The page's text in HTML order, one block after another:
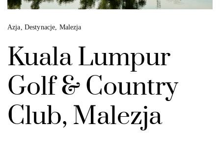
Azja, Destynacje, Malezja
Kuala Lumpur
Golf & Country
Club, Malezja